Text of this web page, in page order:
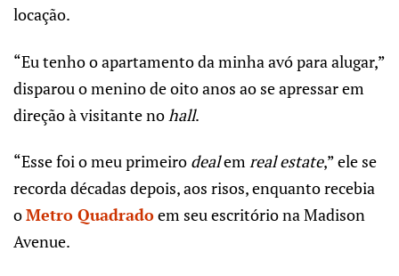
locação.
“Eu tenho o apartamento da minha avó para alugar,”
disparou o menino de oito anos ao se apressar em
direção à visitante no hall.
“Esse foi o meu primeiro dealemreal estate,” ele se
recorda décadas depois, aos risos, enquanto recebia
oMetro Quadradoem seu escritório na Madison
Avenue.